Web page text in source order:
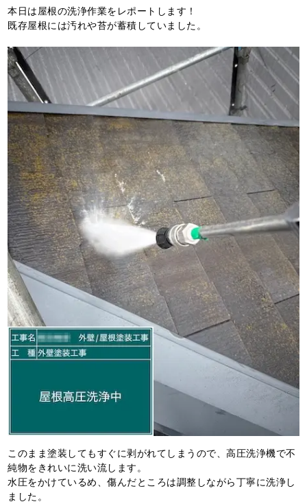
本日は屋根の洗浄作業をレポートします！
既存屋根には汚れや苔が蓄積していました。
このまま塗装してもすぐに剥がれてしまうので、高圧洗浄機で不
純物をきれいに洗い流します。
水圧をかけているめ、傷んだところは調整しながら丁寧に洗浄し
ました。